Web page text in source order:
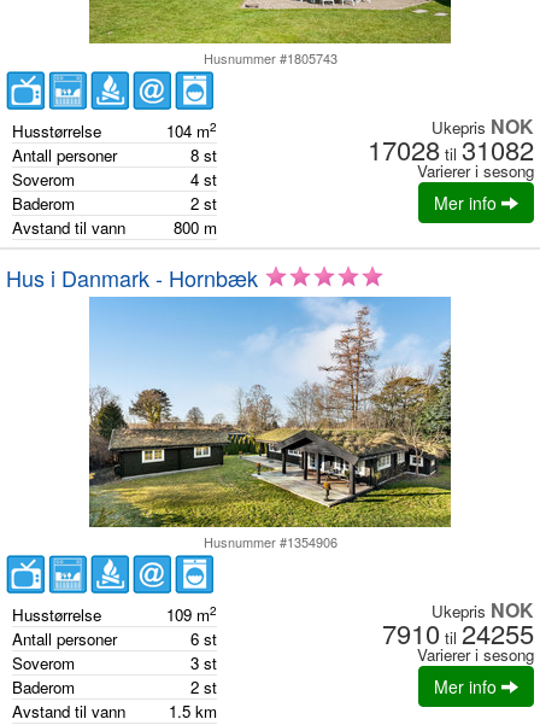
Husnummer #1805743
Husstørrelse 104 m2
Antall personer 8 st
Soverom
4 st
Baderom
2 st
Avstand til vann
800 m
Ukepris NOK
17028 til 31082
Varierer i sesong
Mer info
Hus i Danmark - Hornbæk
Husnummer #1354906
Husstørrelse 109 m2
Antall personer 6 st
Soverom
3 st
Baderom
2 st
Avstand til vann
1.5 km
Ukepris NOK
7910 til 24255
Varierer i sesong
Mer info